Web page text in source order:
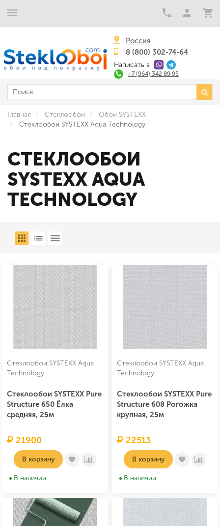
Россия
8 (800) 302-74-64
Написать в
+7 (964) 342 89 95
Главная Стеклообои
Обои SYSTEXX
Стеклообои SYSTEXX Aqua Technology
СТЕКЛООБОИ
SYSTEXX AQUA
TECHNOLOGY
Стеклообои SYSTEXX Aqua
Technology
Стеклообои SYSTEXX Pure
Structure 650 Ёлка
средняя, 25м
21900
В корзину
В наличии
Стеклообои SYSTEXX Aqua
Technology
Стеклообои SYSTEXX Pure
Structure 608 Рогожка
крупная, 25м
22513
В корзину
В наличии